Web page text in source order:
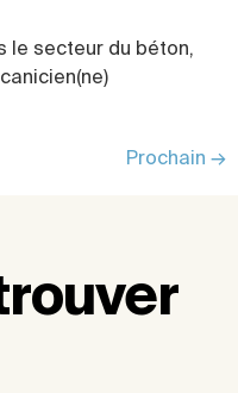
le secteur du béton,
Prochain →